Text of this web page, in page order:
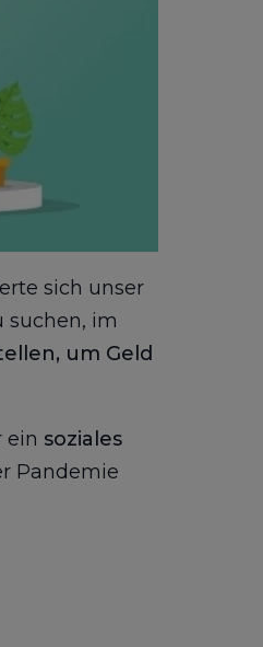
sich unser
suchen, im
um Geld
ein soziales
Pandemie